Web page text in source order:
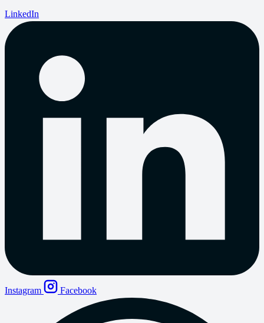
LinkedIn
Instagram Facebook